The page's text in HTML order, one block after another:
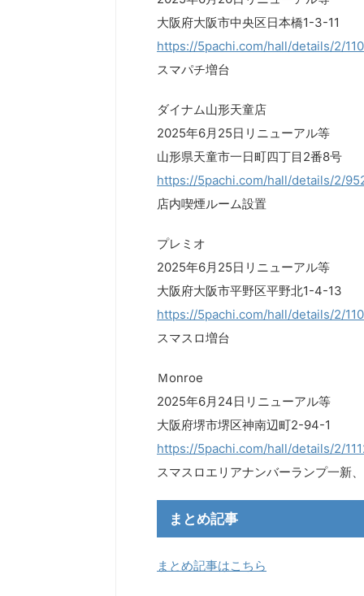
大阪府大阪市中央区日本橋1-3-11
https://5pachi.com/hall/details/2/
スマパチ増台
ダイナム山形天童店
2025年6月25日リニューアル等
山形県天童市一日町四丁目2番8号
https://5pachi.com/hall/details/2/
店内喫煙ルーム設置
プレミオ
2025年6月25日リニューアル等
大阪府大阪市平野区平野北1-4-13
https://5pachi.com/hall/details/2/
スマスロ増台
Ｍonroe
2025年6月24日リニューアル等
大阪府堺市堺区神南辺町2-94-1
https://5pachi.com/hall/details/2/
スマスロエリアナンバーランプ一新
まとめ記事
まとめ記事はこちら